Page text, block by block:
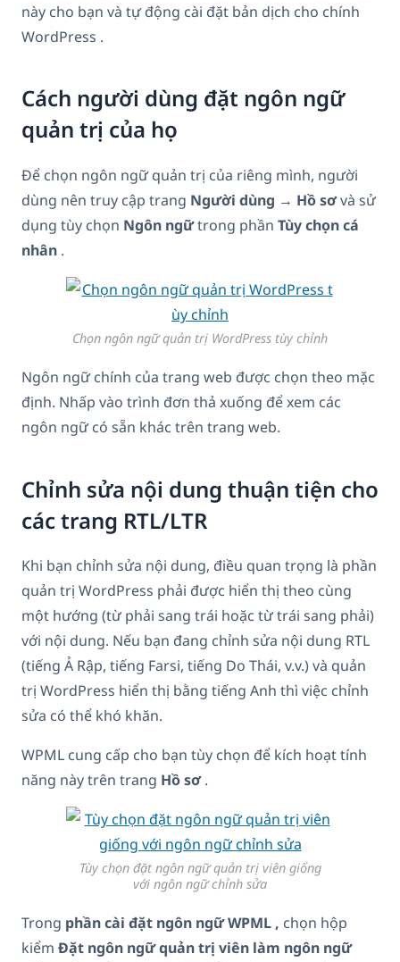
này cho bạn và tự động cài đặt bản dịch cho chính
WordPress .
Cách người dùng đặt ngôn ngữ
quản trị của họ
Để chọn ngôn ngữ quản trị của riêng mình, người
dùng nên truy cập trang Người dùng → Hồ sơvà sử
dụng tùy chọn Ngôn ngữtrong phần Tùy chọn cá
nhân .
Chọn ngôn ngữ quản trị WordPress tùy chỉnh
Ngôn ngữ chính của trang web được chọn theo mặc
định. Nhấp vào trình đơn thả xuống để xem các
ngôn ngữ có sẵn khác trên trang web.
Chỉnh sửa nội dung thuận tiện cho
các trang RTL/LTR
Khi bạn chỉnh sửa nội dung, điều quan trọng là phần
quản trị WordPress phải được hiển thị theo cùng
một hướng (từ phải sang trái hoặc từ trái sang phải)
với nội dung. Nếu bạn đang chỉnh sửa nội dung RTL
(tiếng Ả Rập, tiếng Farsi, tiếng Do Thái, v.v.) và quản
trị WordPress hiển thị bằng tiếng Anh thì việc chỉnh
sửa có thể khó khăn.
WPML cung cấp cho bạn tùy chọn để kích hoạt tính
năng này trên trang Hồ sơ.
Tùy chọn đặt ngôn ngữ quản trị viên giống
với ngôn ngữ chỉnh sửa
Trong phần cài đặt ngôn ngữ WPML , chọn hộp
kiểm Đặt ngôn ngữ quản trị viên làm ngôn ngữ